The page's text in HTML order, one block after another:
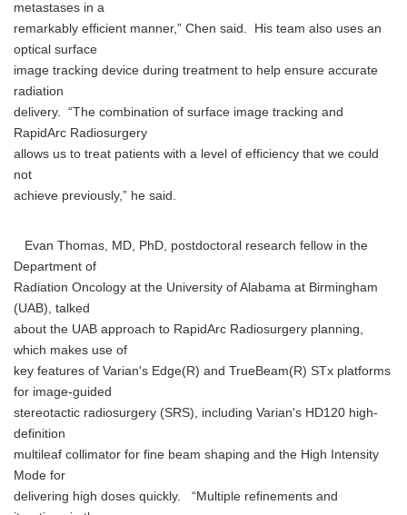
metastases in a
remarkably efficient manner,” Chen said. His team also uses an
optical surface
image tracking device during treatment to help ensure accurate
radiation
delivery. “The combination of surface image tracking and
RapidArc Radiosurgery
allows us to treat patients with a level of efficiency that we could
not
achieve previously,” he said.
Evan Thomas, MD, PhD, postdoctoral research fellow in the
Department of
Radiation Oncology at the University of Alabama at Birmingham
(UAB), talked
about the UAB approach to RapidArc Radiosurgery planning,
which makes use of
key features of Varian's Edge(R) and TrueBeam(R) STx platforms
for image-guided
stereotactic radiosurgery (SRS), including Varian's HD120 high-
definition
multileaf collimator for fine beam shaping and the High Intensity
Mode for
delivering high doses quickly. “Multiple refinements and